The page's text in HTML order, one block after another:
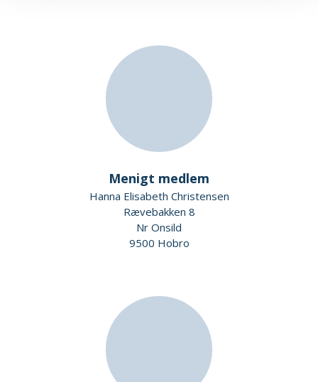
Menigt medlem
Hanna Elisabeth Christensen
Rævebakken 8
Nr Onsild
9500 Hobro